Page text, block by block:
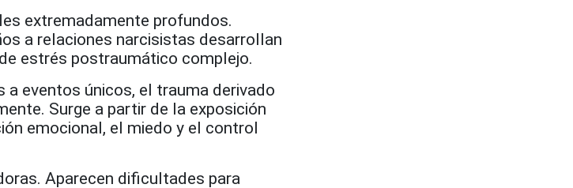
extremadamente profundos.
a relaciones narcisistas desarrollan
estrés postraumático complejo.
eventos únicos, el trauma derivado
Surge a partir de la exposición
emocional, el miedo y el control
Aparecen dificultades para